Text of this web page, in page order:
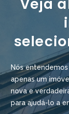
Veja
Nós
apenas um
nova e
para ajudá-lo a